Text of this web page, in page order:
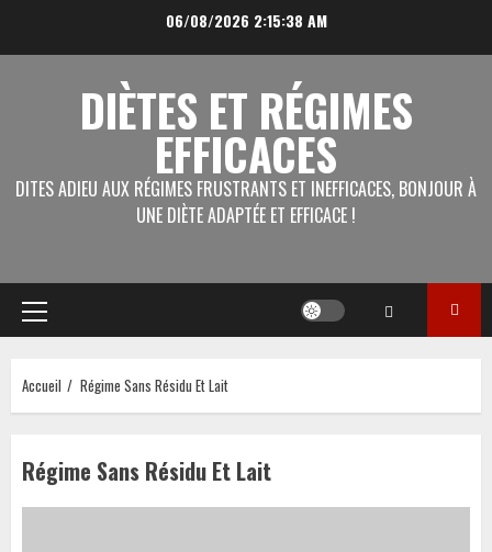
06/08/2026 2:15:38 AM
DIÈTES ET RÉGIMES
EFFICACES
DITES ADIEU AUX RÉGIMES FRUSTRANTS ET INEFFICACES, BONJOUR À
UNE DIÈTE ADAPTÉE ET EFFICACE !
Menu
principal
Accueil Régime Sans Résidu Et Lait
Régime Sans Résidu Et Lait